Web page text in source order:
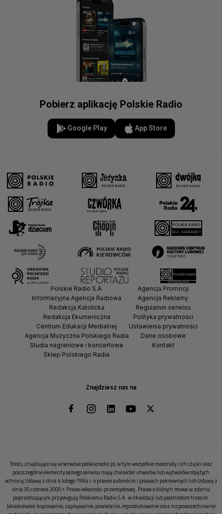
Pobierz aplikację Polskie Radio
Google Play App Store
Znajdziesz nas na
Polskie Radio S.A.
Informacyjna Agencja Radiowa
Redakcja Katolicka
Redakcja Ekumeniczna
Centrum Edukacji Medialnej
Agencja Muzyczna Polskiego Radia
Studia nagraniowe i koncertowe
Sklep Polskiego Radia
Agencja Promocji
Agencja Reklamy
Regulamin serwisu
Polityka prywatności
Ustawienia prywatności
Dane osobowe
Kontakt
Treści, znajdujące się w serwisie polskieradio.pl, w tym wszystkie materiały i ich części oraz
poszczególne elementy samego serwisu mają charakter utworów lub wytworów objętych
ochroną Ustawy z dnia 4 lutego 1994 r. o prawie autorskim i prawach pokrewnych lub Ustawy z
dnia 30 czerwca 2000 r. Prawo własności przemysłowej. Prawa o których mowa w zdaniu
poprzedzającym przysługują Polskiemu Radiu S.A. w likwidacji lub podmiotom trzecim.
Jakiekolwiek kopiowanie, zapisywanie, powielanie, reprodukowanie oraz rozpowszechnianie